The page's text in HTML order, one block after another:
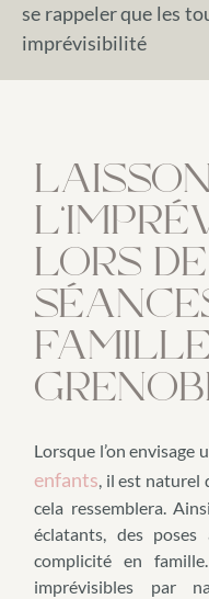
se rappeler que les
imprévisibilité
LORS
Lorsque l’on envisage
enfants, il est naturel
cela ressemblera.
éclatants, des
complicité en
imprévisibles par